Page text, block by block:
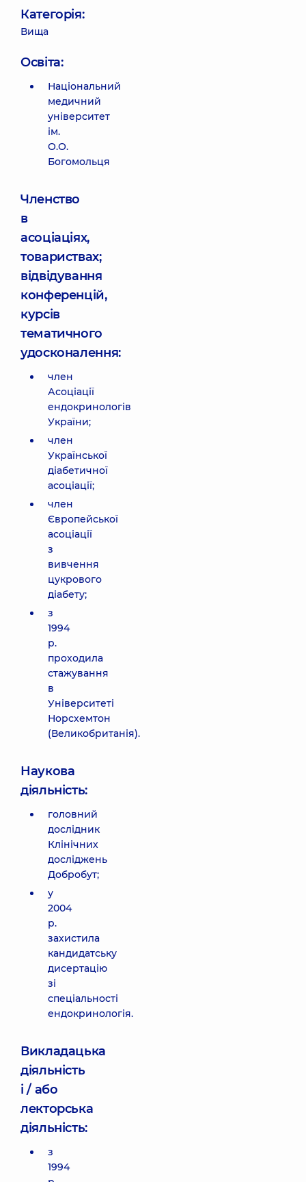
Категорія:
Вища
Освіта:
Національний
медичний
університет
ім.
О.О.
Богомольця
Членство
в
асоціаціях,
товариствах;
відвідування
конференцій,
курсів
тематичного
удосконалення:
член
Асоціації
ендокринологів
України;
член
Української
діабетичної
асоціації;
член
Європейської
асоціації
з
вивчення
цукрового
діабету;
з
1994
р.
проходила
стажування
в
Університеті
Норсхемтон
(Великобританія).
Наукова
діяльність:
головний
дослідник
Клінічних
досліджень
Добробут;
у
2004
р.
захистила
кандидатську
дисертацію
зі
спеціальності
ендокринологія.
Викладацька
діяльність
і / або
лекторська
діяльність:
з
1994